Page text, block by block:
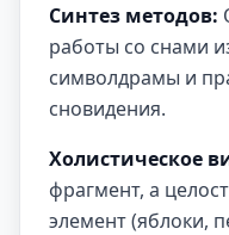
Синтез методов:
работы со снами
символдрамы и
сновидения.
Холистическое
фрагмент, а
элемент (яблоки,